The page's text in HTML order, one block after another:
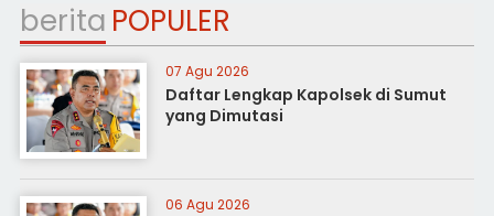
berita POPULER
07 Agu 2026
Daftar Lengkap Kapolsek di Sumut
yang Dimutasi
06 Agu 2026